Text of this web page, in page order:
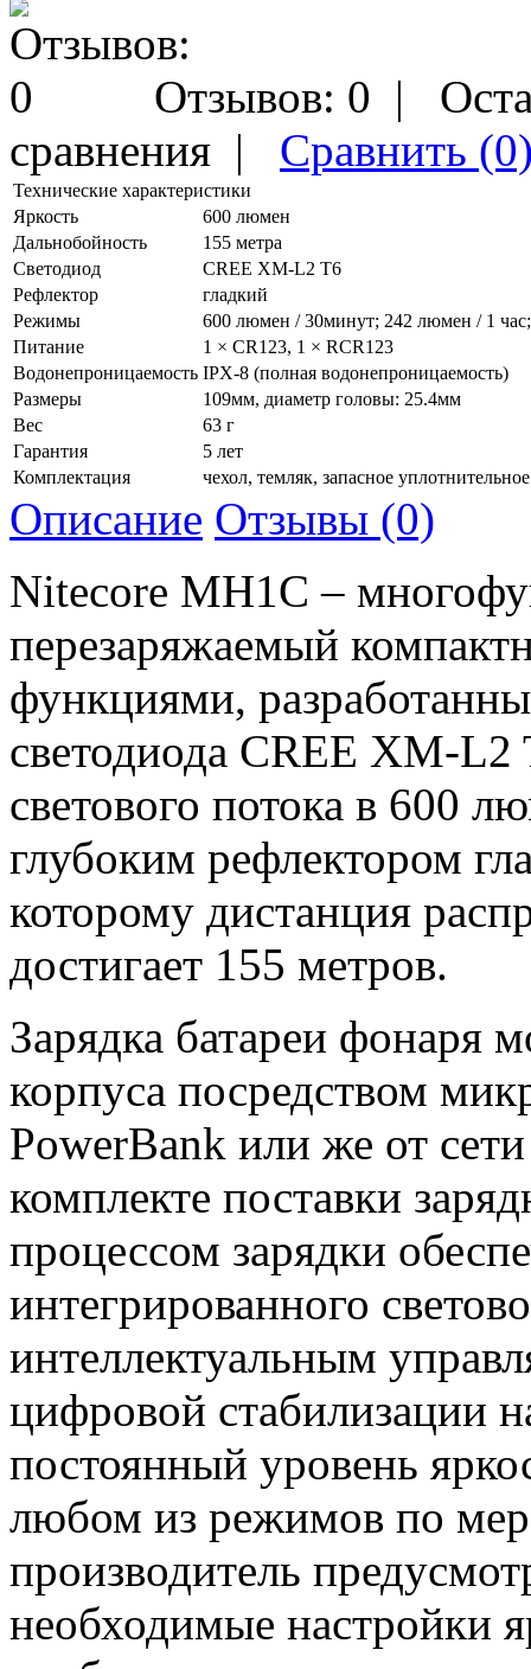
Отзывов: 0 |
сравнения | Сравнить
Технические характеристики
Яркость
600 люмен
Дальнобойность
155 метра
Светодиод
CREE XM-L2 T6
Рефлектор
гладкий
Режимы
600 люмен / 30минут; 242 люмен / 1
Питание
1 × CR123, 1 × RCR123
Водонепроницаемость IPX-8 (полная водонепроницаемость)
Размеры
109мм, диаметр головы: 25.4мм
Вес
63 г
Гарантия
5 лет
Комплектация
чехол, темляк, запасное
Описание Отзывы (0)
Nitecore MH1C –
перезаряжаемый
функциями,
светодиода CREE XM-
светового потока в 600
глубоким рефлектором
которому дистанция
достигает 155 метров.
Зарядка батареи фонаря
корпуса посредством
PowerBank или же от
комплекте поставки
процессом зарядки
интегрированного
интеллектуальным
цифровой стабилизации
постоянный уровень
любом из режимов по
производитель
необходимые настройки